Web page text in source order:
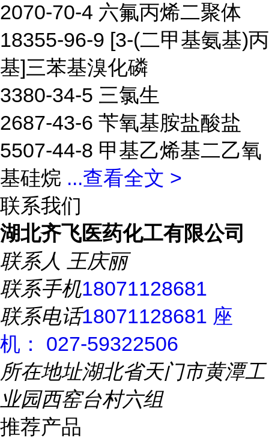
2070-70-4 六氟丙烯二聚体
18355-96-9 [3-(二甲基氨基)丙
基]三苯基溴化磷
3380-34-5 三氯生
2687-43-6 苄氧基胺盐酸盐
5507-44-8 甲基乙烯基二乙氧
基硅烷 ...查看全文 >
联系我们
湖北齐飞医药化工有限公司
联系人 王庆丽
联系手机18071128681
联系电话18071128681 座
机： 027-59322506
所在地址湖北省天门市黄潭工
业园西窑台村六组
推荐产品